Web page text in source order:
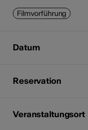
Filmvorführung
Datum
Reservation
Veranstaltungsort